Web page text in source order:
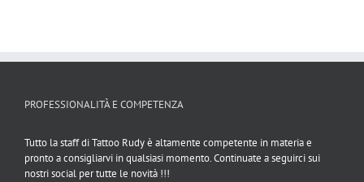
PROFESSIONALITÀ E COMPETENZA
Tutto la staff di Tattoo Rudy è altamente competente in materia e
pronto a consigliarvi in qualsiasi momento. Continuate a seguirci sui
nostri social per tutte le novità !!!